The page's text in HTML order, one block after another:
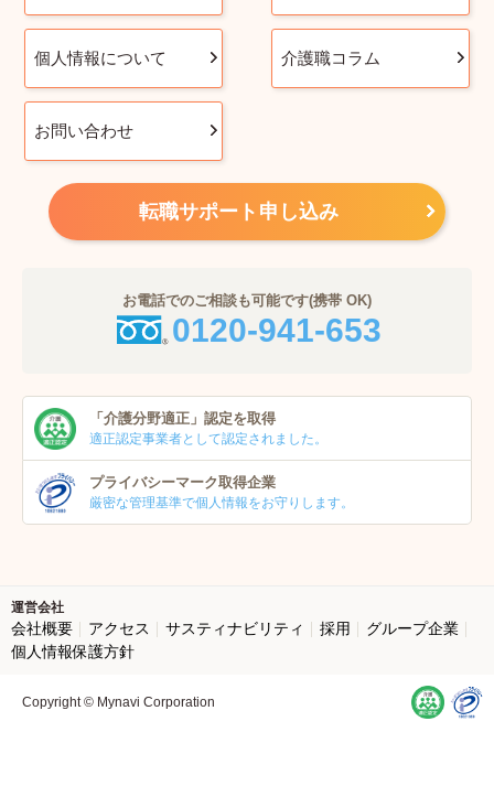
個人情報について 介護職コラム
お問い合わせ
転職サポート申し込み
お電話でのご相談も可能です(携帯 OK)
0120-941-653
「介護分野適正」 認定を取得
適正認定事業者として認定されました。
プライバシーマーク取得企業
厳密な管理基準で個人情報をお守りします。
運営会社
会社概要 アクセス サスティナビリティ 採用
グループ企業
個人情報保護方針
Copyright © Mynavi Corporation